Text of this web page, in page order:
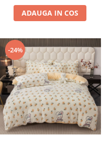
ADAUGA IN COS
-24%